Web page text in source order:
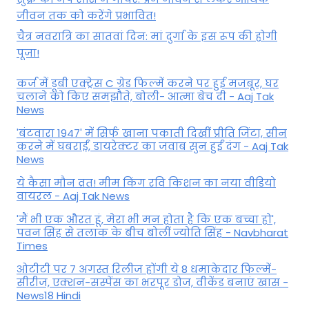
जीवन तक को करेंगे प्रभावित!
चैत्र नवरात्रि का सातवां दिन: मां दुर्गा के इस रूप की होगी
पूजा!
कर्ज में डूबी एक्ट्रेस C ग्रेड फिल्में करने पर हुई मजबूर, घर
चलाने को किए समझौते, बोली- आत्मा बेच दी - Aaj Tak
News
'बंटवारा 1947' में सिर्फ खाना पकाती दिखीं प्रीति जिंटा, सीन
करने में घबराईं, डायरेक्टर का जवाब सुन हुईं दंग - Aaj Tak
News
ये कैसा मौन व्रत! मीम किंग रवि किशन का नया वीडियो
वायरल - Aaj Tak News
'मैं भी एक औरत हूं, मेरा भी मन होता है कि एक बच्चा हो',
पवन सिंह से तलाक के बीच बोलीं ज्योति सिंह - Navbharat
Times
ओटीटी पर 7 अगस्त रिलीज होंगी ये 8 धमाकेदार फिल्में-
सीरीज, एक्शन-सस्पेंस का भरपूर डोज, वीकेंड बनाएं खास -
News18 Hindi